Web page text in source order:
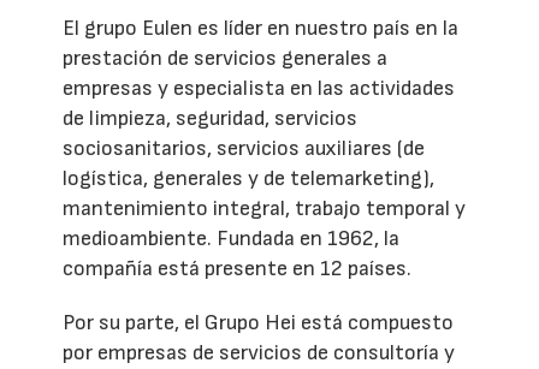
El grupo Eulen es líder en nuestro país en la
prestación de servicios generales a
empresas y especialista en las actividades
de limpieza, seguridad, servicios
sociosanitarios, servicios auxiliares (de
logística, generales y de telemarketing),
mantenimiento integral, trabajo temporal y
medioambiente. Fundada en 1962, la
compañía está presente en 12 países.
Por su parte, el Grupo Hei está compuesto
por empresas de servicios de consultoría y